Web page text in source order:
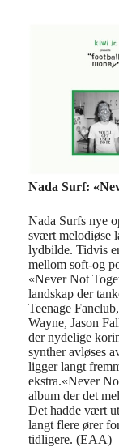
Nada Surf:
Nada Surfs nye
svært melodiøse
lydbilde. Tidvis
mellom soft-og
«Never Not
landskap der
Teenage
Wayne, Jason
der nydelige
synther avløses
ligger langt
ekstra.«Never
album der det
Det hadde vært
langt flere ører
tidligere. (EAA)